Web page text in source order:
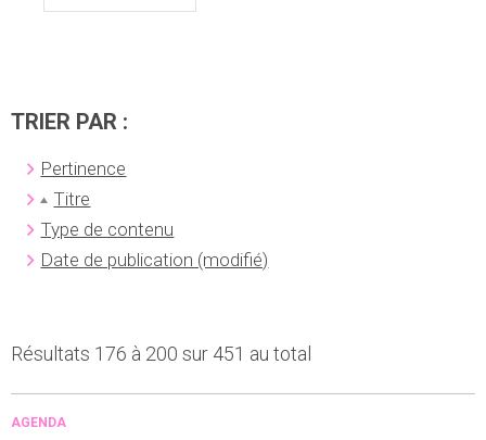
TRIER PAR :
Pertinence
Titre
Type de contenu
Date de publication (modifié)
Résultats 176 à 200 sur 451 au total
AGENDA